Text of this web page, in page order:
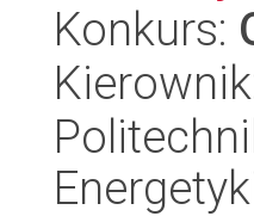
Konkurs: